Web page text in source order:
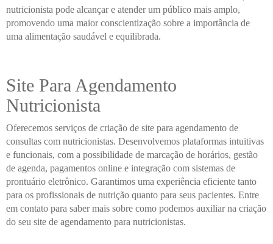
nutricionista pode alcançar e atender um público mais amplo,
promovendo uma maior conscientização sobre a importância de
uma alimentação saudável e equilibrada.
Site Para Agendamento
Nutricionista
Oferecemos serviços de criação de site para agendamento de
consultas com nutricionistas. Desenvolvemos plataformas intuitivas
e funcionais, com a possibilidade de marcação de horários, gestão
de agenda, pagamentos online e integração com sistemas de
prontuário eletrônico. Garantimos uma experiência eficiente tanto
para os profissionais de nutrição quanto para seus pacientes. Entre
em contato para saber mais sobre como podemos auxiliar na criação
do seu site de agendamento para nutricionistas.